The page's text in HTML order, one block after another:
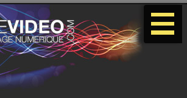
-
-
-